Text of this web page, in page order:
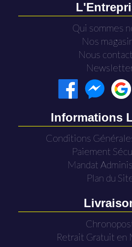
Qui sommes
Nos
Nous
Informations
Conditions
Paiement
Mandat
Plan du
Retrait Gratuit en